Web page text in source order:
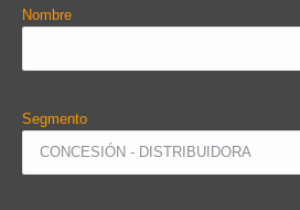
Nombre
Segmento